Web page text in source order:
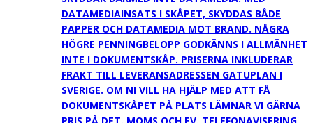
DATAMEDIAINSATS I SKÅPET, SKYDDAS BÅDE
PAPPER OCH DATAMEDIA MOT BRAND. NÅGRA
HÖGRE PENNINGBELOPP GODKÄNNS I ALLMÄNHET
INTE I DOKUMENTSKÅP. PRISERNA INKLUDERAR
FRAKT TILL LEVERANSADRESSEN GATUPLAN I
SVERIGE. OM NI VILL HA HJÄLP MED ATT FÅ
DOKUMENTSKÅPET PÅ PLATS LÄMNAR VI GÄRNA